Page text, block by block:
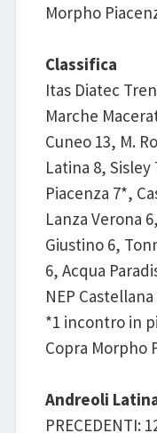
Morpho
Classifica
Itas Diatec
Marche
Cuneo 13, M.
Latina 8,
Piacenza 7*,
Lanza Verona
Giustino 6,
6, Acqua
NEP
*1 incontro in
Copra Morpho
Andreoli
PRECEDENTI: